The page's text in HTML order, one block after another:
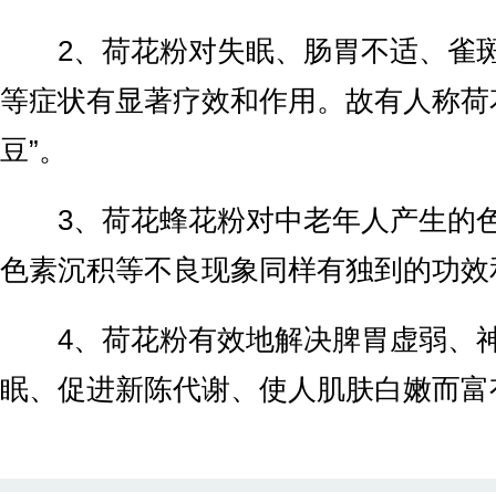
2、荷花粉对失眠、肠胃不适、雀
等症状有显著疗效和作用。故有人称
豆”。
3、荷花蜂花粉对中老年人产生的
色素沉积等不良现象同样有独到的功
4、荷花粉有效地解决脾胃虚弱、
眠、促进新陈代谢、使人肌肤白嫩而